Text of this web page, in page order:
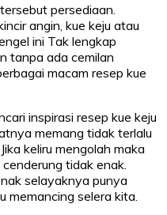
persediaan.
angin, kue keju atau
ini Tak lengkap
tanpa ada cemilan
macam resep kue
inspirasi resep kue keju
memang tidak terlalu
keliru mengolah maka
tidak enak.
selayaknya punya
memancing selera kita.